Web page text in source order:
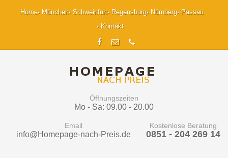
Home München Schweinfurt Regensburg Nürnberg
Passau
Kontakt
Öffnungszeiten
Mo - Sa: 09.00 - 20.00
Email
info@Homepage-nach-Preis.de
Kostenlose Beratung
0851 - 204 269 14